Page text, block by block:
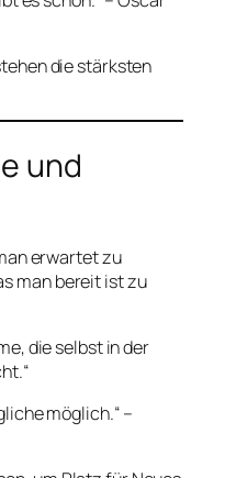
die stärksten
und
erwartet zu
man bereit ist zu
die selbst in der
möglich.“ –